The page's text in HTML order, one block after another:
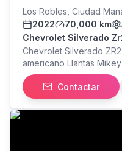
Los Robles, Ciudad
2022
70,000 km
Chevrolet Silverado
Chevrolet Silverado
americano Llantas
Financiamiento
propuesta de cambio
al con Elena Miranda.
Hotel Colón 1 cuadra al
Contactar